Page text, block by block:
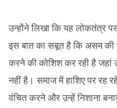
उन्होंने लिखा कि यह लोकतंत्र
इस बात का सबूत है कि असम की
करने की कोशिश कर रही है जहां
नहीं है। समाज में हाशिए पर रह
वंचित करने और उन्हें निशाना